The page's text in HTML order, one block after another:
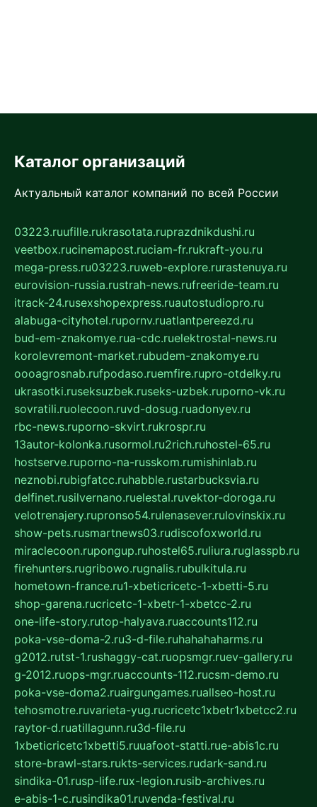
Каталог организаций
Актуальный каталог компаний по всей России
03223.ruufille.rukrasotata.ruprazdnikdushi.ru
veetbox.rucinemapost.ruciam-fr.rukraft-you.ru
mega-press.ru03223.ruweb-explore.rurastenuya.ru
eurovision-russia.rustrah-news.rufreeride-team.ru
itrack-24.rusexshopexpress.ruautostudiopro.ru
alabuga-cityhotel.rupornv.ruatlantpereezd.ru
bud-em-znakomye.rua-cdc.ruelektrostal-news.ru
korolevremont-market.rubudem-znakomye.ru
oooagrosnab.rufpodaso.ruemfire.rupro-otdelky.ru
ukrasotki.ruseksuzbek.ruseks-uzbek.ruporno-vk.ru
sovratili.ruolecoon.ruvd-dosug.ruadonyev.ru
rbc-news.ruporno-skvirt.rukrospr.ru
13autor-kolonka.rusormol.ru2rich.ruhostel-65.ru
hostserve.ruporno-na-russkom.rumishinlab.ru
neznobi.rubigfatcc.ruhabble.rustarbucksvia.ru
delfinet.rusilvernano.ruelestal.ruvektor-doroga.ru
velotrenajery.rupronso54.rulenasever.rulovinskix.ru
show-pets.rusmartnews03.rudiscofoxworld.ru
miraclecoon.rupongup.ruhostel65.ruliura.ruglasspb.ru
firehunters.rugribowo.rugnalis.rubulkitula.ru
hometown-france.ru1-xbeticricetc-1-xbetti-5.ru
shop-garena.rucricetc-1-xbetr-1-xbetcc-2.ru
one-life-story.rutop-halyava.ruaccounts112.ru
poka-vse-doma-2.ru3-d-file.ruhahahaharms.ru
g2012.rutst-1.rushaggy-cat.ruopsmgr.ruev-gallery.ru
g-2012.ruops-mgr.ruaccounts-112.rucsm-demo.ru
poka-vse-doma2.ruairgungames.ruallseo-host.ru
tehosmotre.ruvarieta-yug.rucricetc1xbetr1xbetcc2.ru
raytor-d.ruatillagunn.ru3d-file.ru
1xbeticricetc1xbetti5.ruuafoot-statti.rue-abis1c.ru
store-brawl-stars.rukts-services.rudark-sand.ru
sindika-01.rusp-life.rux-legion.rusib-archives.ru
e-abis-1-c.rusindika01.ruvenda-festival.ru